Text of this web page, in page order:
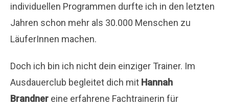
individuellen Programmen durfte ich in den letzten
Jahren schon mehr als 30.000 Menschen zu
LäuferInnen machen.
Doch ich bin ich nicht dein einziger Trainer. Im
Ausdauerclub begleitet dich mit Hannah
Brandner eine erfahrene Fachtrainerin für